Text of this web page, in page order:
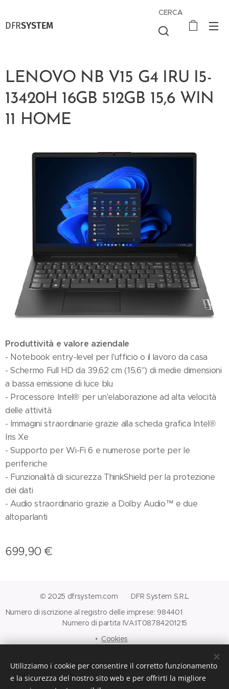
DFRSYSTEM
CERCA
LENOVO NB V15 G4 IRU I5-
13420H 16GB 512GB 15,6 WIN
11 HOME
Produttività e valore aziendale
- Notebook entry-level per l'ufficio o il lavoro da casa
- Schermo Full HD da 39,62 cm (15,6") di medie dimensioni
a bassa emissione di luce blu
- Processore Intel® per un'elaborazione ad alta velocità
delle attività
- Immagini straordinarie grazie alla scheda grafica Intel®
Iris Xe
- Supporto per Wi-Fi 6 e numerose porte per le
periferiche
- Funzionalità di sicurezza ThinkShield per la protezione
dei dati
- Audio straordinario grazie a Dolby Audio™ e due
altoparlanti
699,90 €
© 2025 dfrsystem.com DFR System S.R.L
Numero di iscrizione al registro delle imprese: 984401
Numero di partita IVA:IT08784201215
Cookies
Italiano
English
Utilizziamo i cookie per consentire il corretto funzionamento
e la sicurezza del nostro sito web e per offrirti la migliore